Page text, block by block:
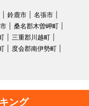
鈴鹿市
名張市
桑名郡木曽岬町
三重郡川越町
度会郡南伊勢町
ング